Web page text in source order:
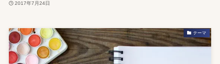
2017年7月24日
テーマ